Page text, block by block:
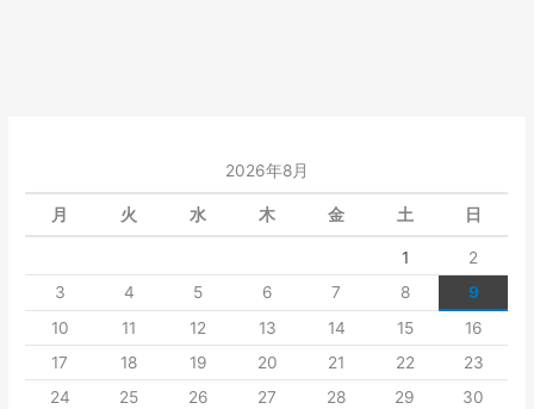
2026年8月
月 火 水 木 金 土 日
1
2
3
4 5 6 7 8
9
10
11 12 13 14 15
16
17
18 19 20 21 22
23
24
25 26 27 28 29
30